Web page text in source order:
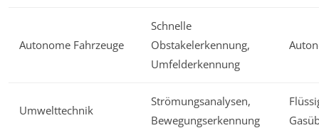
Autonome Fahrzeuge
Schnelle
Obstakelerkennung,
Umfelderkennung
Umwelttechnik
Strömungsanalysen,
Bewegungserkennung